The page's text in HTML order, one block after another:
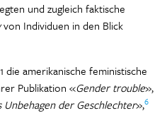
und zugleich faktische
von Individuen in den Blick
die amerikanische feministische
Publikation «Gender trouble»,
Unbehagen der Geschlechter»,6